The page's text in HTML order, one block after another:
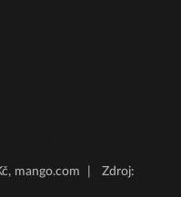
mango.com
Zdroj: